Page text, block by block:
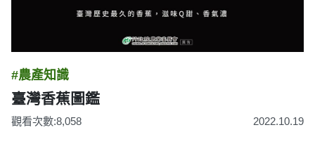
#農產知識
臺灣香蕉圖鑑
觀看次數:8,058 2022.10.19